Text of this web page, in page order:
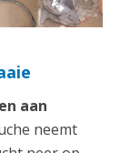
aan
neemt